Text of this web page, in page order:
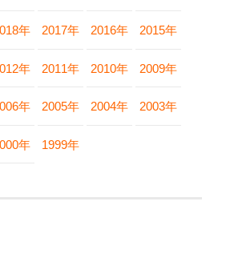
年 2017年 2016年 2015年
年 2011年 2010年 2009年
年 2005年 2004年 2003年
年 1999年